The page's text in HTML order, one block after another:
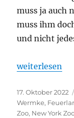
muss ja auch
muss ihm
und nicht
„New York
weiterlesen
Veröffentlicht
am
17. Oktober 2022
Wermke,
Zoo, New York